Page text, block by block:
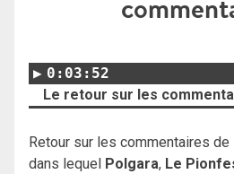
0:03:52
Le retour sur les
Retour sur les commentaires
dans lequel
Polgara, Le